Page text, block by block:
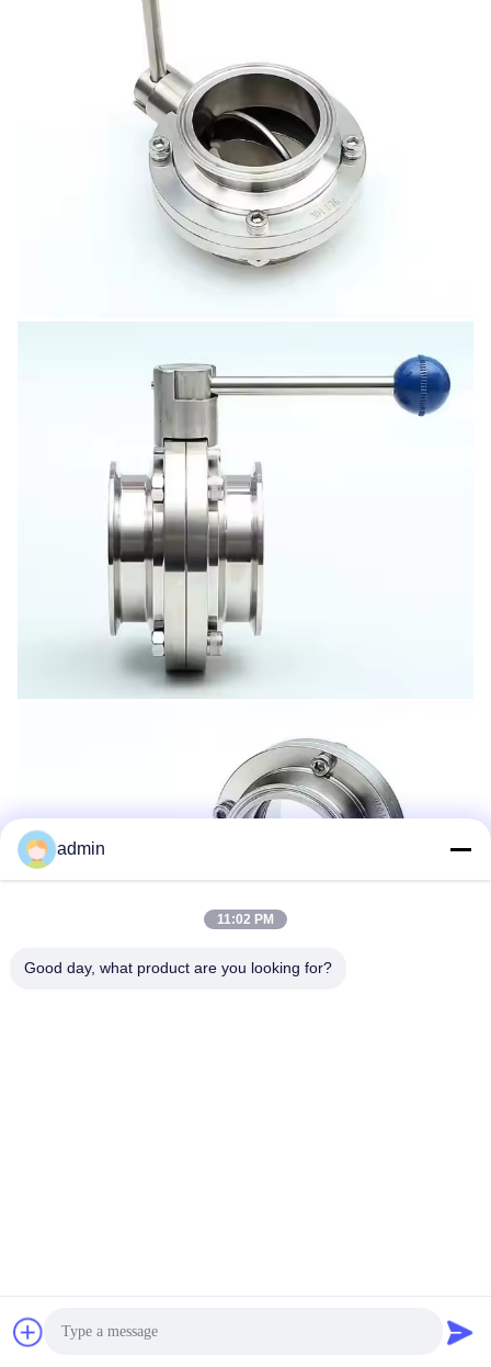
admin
11:02 PM
Good day, what product are you looking for?